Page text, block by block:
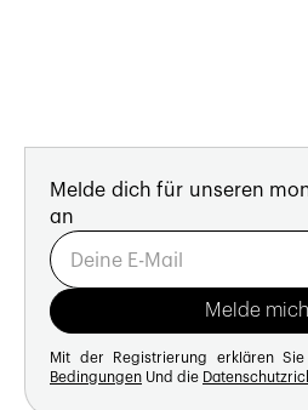
Melde dich für unseren
an
Mit der Registrierung erklären
Bedingungen Und die